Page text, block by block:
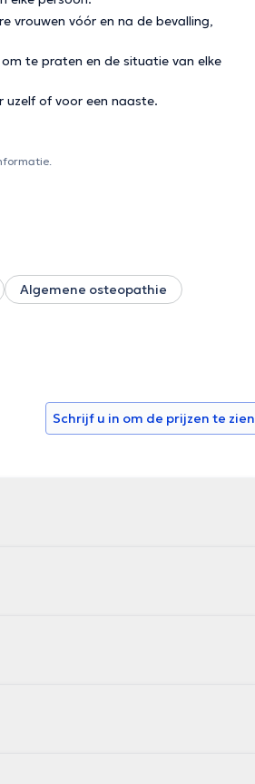
vrouwen vóór en na de bevalling,
te praten en de situatie van elke
uzelf of voor een naaste.
Algemene osteopathie
Schrijf u in om de prijzen te zien